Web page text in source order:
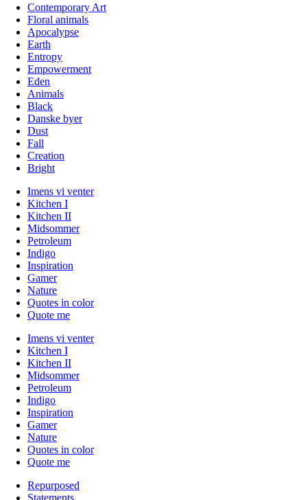
Contemporary Art
Floral animals
Apocalypse
Earth
Entropy
Empowerment
Eden
Animals
Black
Danske byer
Dust
Fall
Creation
Bright
Imens vi venter
Kitchen I
Kitchen II
Midsommer
Petroleum
Indigo
Inspiration
Gamer
Nature
Quotes in color
Quote me
Imens vi venter
Kitchen I
Kitchen II
Midsommer
Petroleum
Indigo
Inspiration
Gamer
Nature
Quotes in color
Quote me
Repurposed
Statements